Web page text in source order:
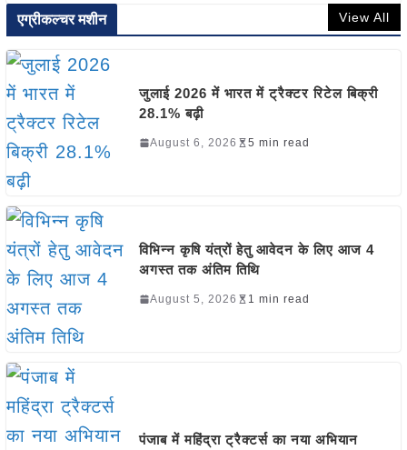
एग्रीकल्चर मशीन View All
जुलाई 2026 में भारत में ट्रैक्टर रिटेल बिक्री
28.1% बढ़ी
August 6, 2026 5 min read
विभिन्न कृषि यंत्रों हेतु आवेदन के लिए आज 4
अगस्त तक अंतिम तिथि
August 5, 2026 1 min read
पंजाब में महिंद्रा ट्रैक्टर्स का नया अभियान